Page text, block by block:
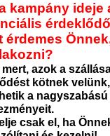
kampány ideje
érdemes
azok a
kötnek
a
csak el, ha